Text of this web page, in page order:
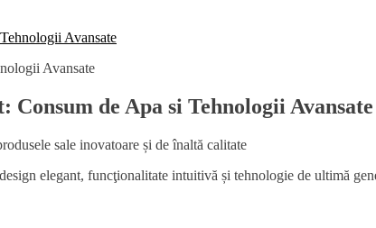
Avansate
de Apa si Tehnologii Avansate
sale inovatoare și de înaltă calitate
elegant, funcţionalitate intuitivă și tehnologie de ultimă